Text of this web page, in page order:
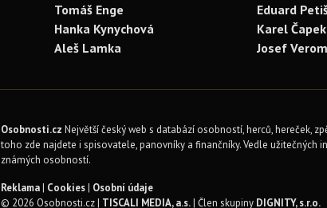
Tomáš Enge
Hanka Kynychová
Aleš Lamka
Eduard
Karel Čapek
Josef
Osobnosti.cz Největší český web s databází osobností, herců, hereček,
toho zde najdete i spisovatele, panovníky a finančníky. Vedle
známých osobností.
Reklama| Cookies| Osobní údaje
© 2026 Osobnosti.cz | TISCALI MEDIA, a.s.| Člen skupiny DIGNITY, s.r.o.